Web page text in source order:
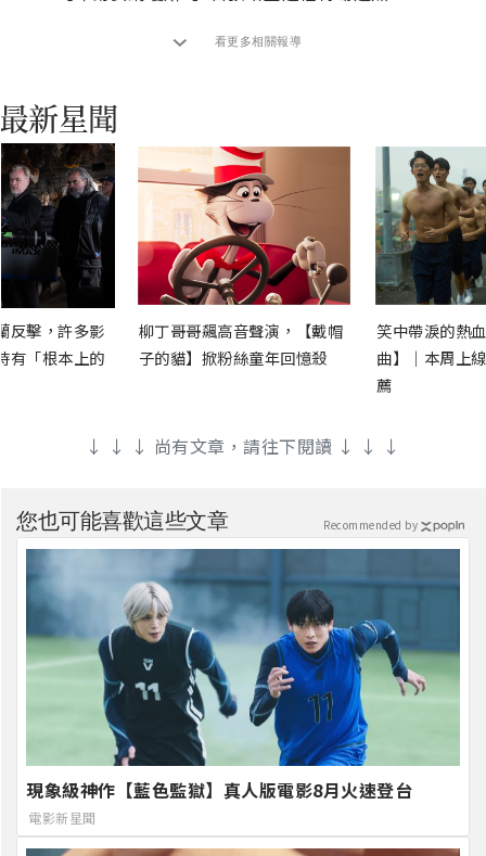
看更多相關報導
反擊，許多影
有「根本上的
柳丁哥哥飆高音聲演，【戴帽
子的貓】掀粉絲童年回憶殺
笑中帶淚的熱
曲】｜本周上
薦
↓ ↓ ↓ 尚有文章，請往下閱讀 ↓ ↓ ↓
您也可能喜歡這些文章
現象級神作【藍色監獄】真人版電影8月火速登台
電影新星聞
Recommended by